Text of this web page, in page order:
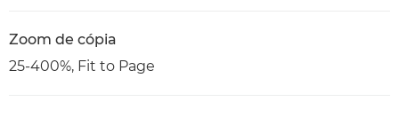
Zoom de cópia
25-400%, Fit to Page